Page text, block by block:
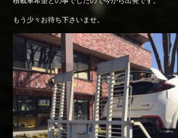
もう少々お待ち下さいませ。